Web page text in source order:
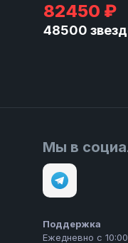
82450 ₽
48500
Мы в
Поддержка
Ежедневно с